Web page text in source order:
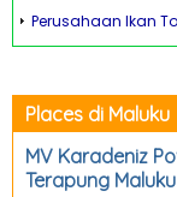
Perusahaan Ikan
Places di Maluku
MV Karadeniz
Terapung